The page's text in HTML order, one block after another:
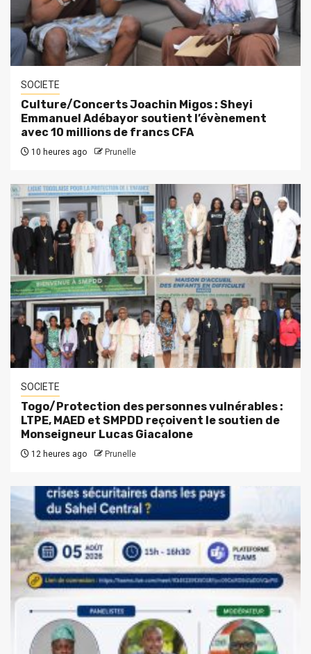
SOCIETE
Culture/Concerts Joachin Migos : Sheyi
Emmanuel Adébayor soutient l’évènement
avec 10 millions de francs CFA
10 heures ago Prunelle
SOCIETE
Togo/Protection des personnes vulnérables :
LTPE, MAED et SMPDD reçoivent le soutien de
Monseigneur Lucas Giacalone
12 heures ago Prunelle